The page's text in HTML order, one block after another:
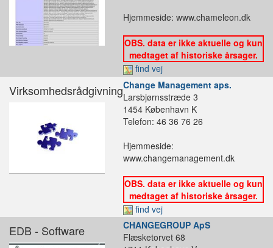
Hjemmeside: www.chameleon.dk
OBS. data er ikke aktuelle og kun
medtaget af historiske årsager.
find vej
VirksomhedsrådgivningChange Management aps.
Larsbjørnsstræde 3
1454 København K
Telefon: 46 36 76 26
Hjemmeside:
www.changemanagement.dk
OBS. data er ikke aktuelle og kun
medtaget af historiske årsager.
find vej
EDB - Software
CHANGEGROUP ApS
Flæsketorvet 68